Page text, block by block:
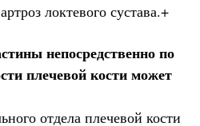
локтевого сустава.+
непосредственно по
плечевой кости может
отдела плечевой кости